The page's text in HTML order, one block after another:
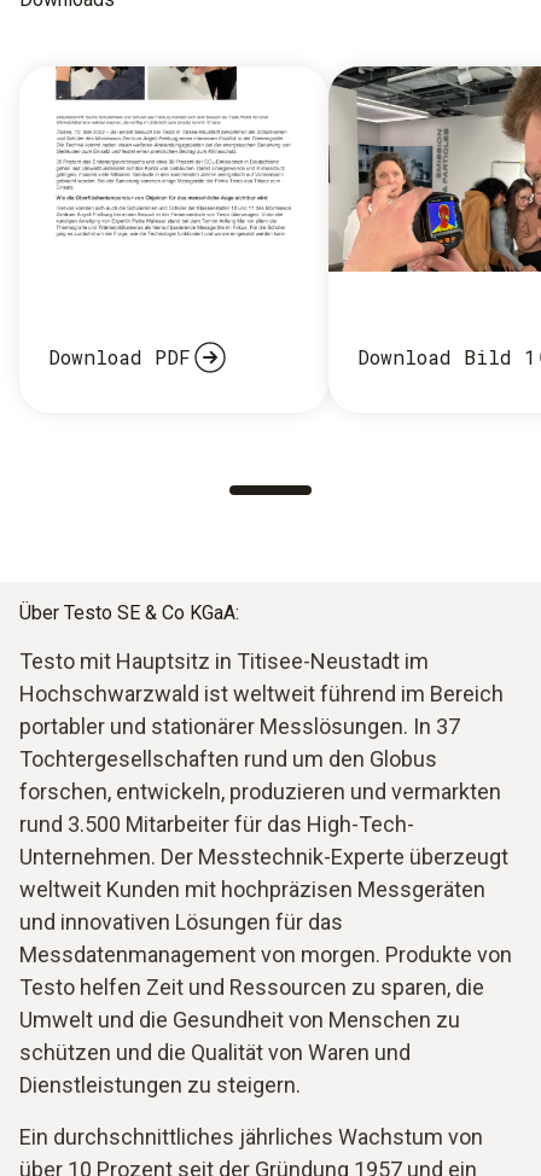
Download PDF Download Bild 1
Über Testo SE & Co KGaA:
Testo mit Hauptsitz in Titisee-Neustadt im
Hochschwarzwald ist weltweit führend im Bereich
portabler und stationärer Messlösungen. In 37
Tochtergesellschaften rund um den Globus
forschen, entwickeln, produzieren und vermarkten
rund 3.500 Mitarbeiter für das High-Tech-
Unternehmen. Der Messtechnik-Experte überzeugt
weltweit Kunden mit hochpräzisen Messgeräten
und innovativen Lösungen für das
Messdatenmanagement von morgen. Produkte von
Testo helfen Zeit und Ressourcen zu sparen, die
Umwelt und die Gesundheit von Menschen zu
schützen und die Qualität von Waren und
Dienstleistungen zu steigern.
Ein durchschnittliches jährliches Wachstum von
über 10 Prozent seit der Gründung 1957 und ein